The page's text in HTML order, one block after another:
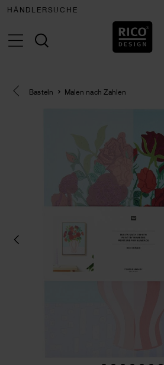
HÄNDLERSUCHE
Eine Kategorie zurück navigieren
Basteln Malen nach Zahlen